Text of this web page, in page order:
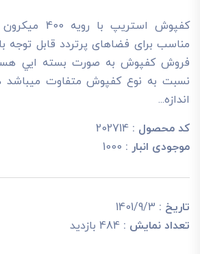
مناسب برای فضاهای پرتردد قابل توجه
فروش کفپوش به صورت بسته ايي
نسبت به نوع کفپوش متفاوت
اندازه...
کد محصول : 202714
موجودی انبار : 1000
تاریخ : 1401/9/3
تعداد نمایش : 484 بازدید